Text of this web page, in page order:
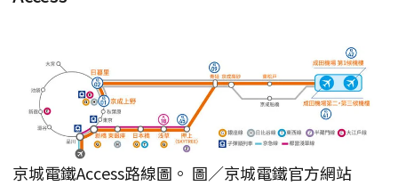
京城電鐵Access路線圖。 圖／京城電鐵官方網站